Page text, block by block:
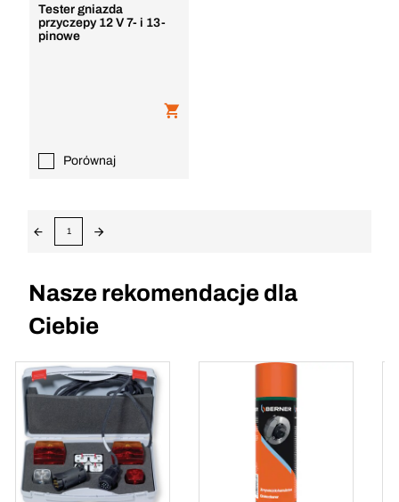
Tester gniazda
przyczepy 12 V 7- i 13-
pinowe
Porównaj
1
Nasze rekomendacje dla
Ciebie